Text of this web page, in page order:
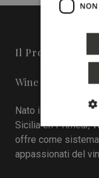
Il Progetto
Wine in Sicily -
Nato il 22 aprile
Sicilia en Primeur,
offre come
appassionati del